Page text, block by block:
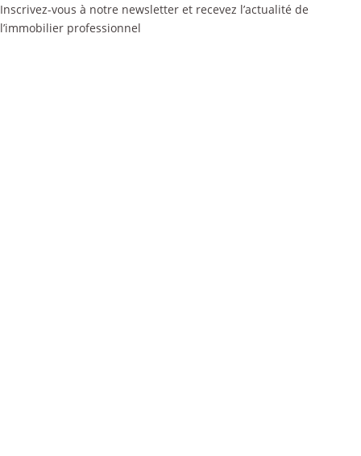
Inscrivez-vous à notre newsletter et recevez l’actualité de
l’immobilier professionnel